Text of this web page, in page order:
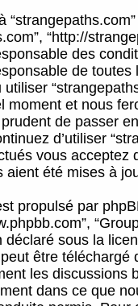
“http://
des
de
moment et nous
prudent de passer
d’utiliser
vous acceptez
aient été mises à
propulsé par
déclaré sous la
peut être téléchargé
les discussions
dans ce que